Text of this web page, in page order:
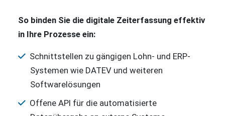
So binden Sie die digitale Zeiterfassung effektiv
in Ihre Prozesse ein:
Schnittstellen zu gängigen Lohn- und ERP-
Systemen wie DATEV und weiteren
Softwarelösungen
Offene API für die automatisierte